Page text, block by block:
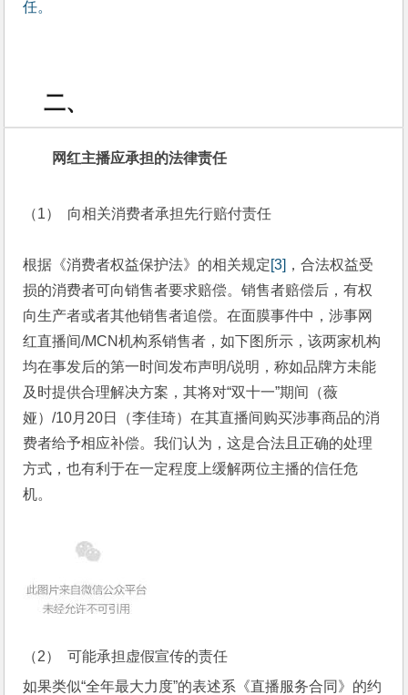
任。
二、
网红主播应承担的法律责任
（1） 向相关消费者承担先行赔付责任
根据《消费者权益保护法》的相关规定[3] ，合法权益受
损的消费者可向销售者要求赔偿。销售者赔偿后，有权
向生产者或者其他销售者追偿。在面膜事件中，涉事网
红直播间/MCN机构系销售者，如下图所示，该两家机构
均在事发后的第一时间发布声明/说明，称如品牌方未能
及时提供合理解决方案，其将对“双十一”期间（薇
娅）/10月20日（李佳琦）在其直播间购买涉事商品的消
费者给予相应补偿。我们认为，这是合法且正确的处理
方式，也有利于在一定程度上缓解两位主播的信任危
机。
（2） 可能承担虚假宣传的责任
如果类似“全年最大力度”的表述系《直播服务合同》的约